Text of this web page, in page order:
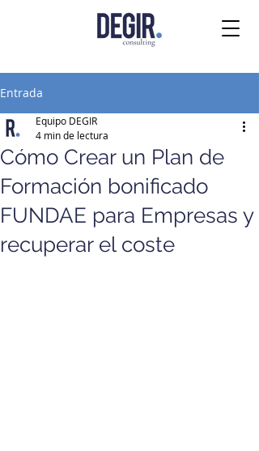
Entrada
Cómo Crear un Plan de
Formación bonificado
FUNDAE para Empresas y
recuperar el coste
Equipo DEGIR
4 min de lectura